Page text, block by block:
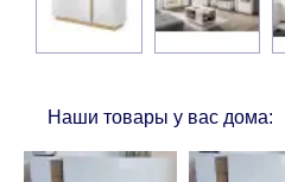
Наши товары у вас дома: